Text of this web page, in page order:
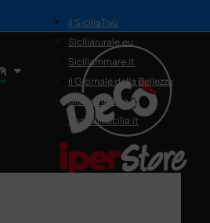
il SiciliaTivù
Siciliarurale.eu
Siciliammare.it
Il Giornale della Bellezza
Siciliamedica.it
Sanitainsicilia.it